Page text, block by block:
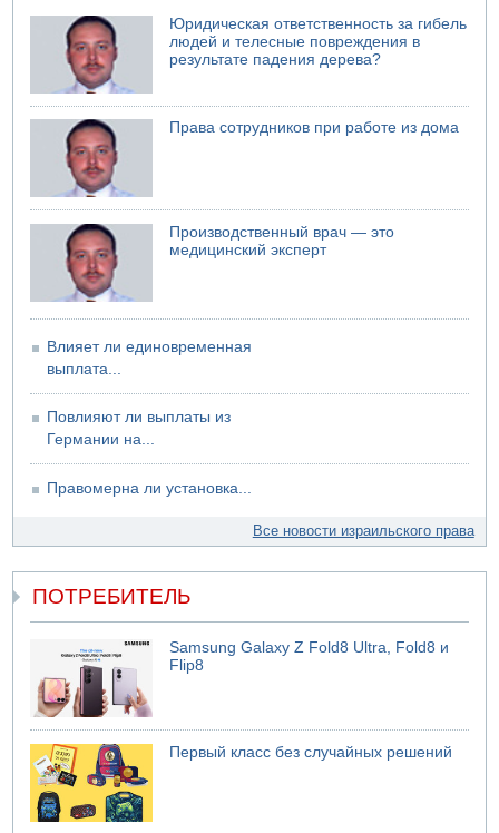
Юридическая ответственность за гибель
людей и телесные повреждения в
результате падения дерева?
Права сотрудников при работе из дома
Производственный врач — это
медицинский эксперт
Влияет ли единовременная
выплата...
Повлияют ли выплаты из
Германии на...
Правомерна ли установка...
Все новости израильского права
ПОТРЕБИТЕЛЬ
Samsung Galaxy Z Fold8 Ultra, Fold8 и
Flip8
Первый класс без случайных решений